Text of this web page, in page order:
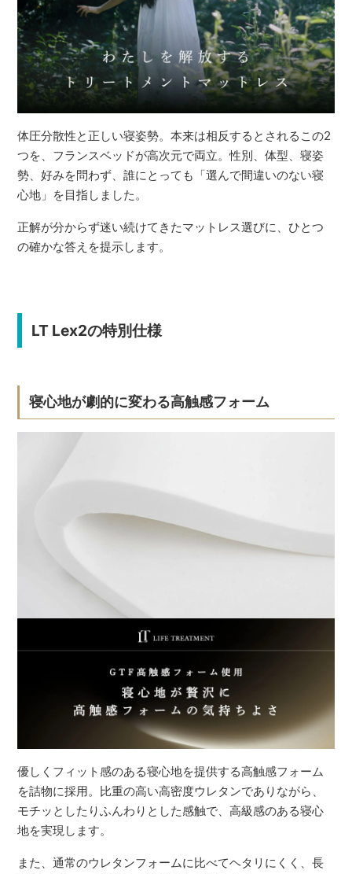
体圧分散性と正しい寝姿勢。本来は相反するとされるこの2
つを、フランスベッドが高次元で両立。性別、体型、寝姿
勢、好みを問わず、誰にとっても「選んで間違いのない寝
心地」を目指しました。
正解が分からず迷い続けてきたマットレス選びに、ひとつ
の確かな答えを提示します。
LT Lex2の特別仕様
寝心地が劇的に変わる高触感フォーム
優しくフィット感のある寝心地を提供する高触感フォーム
を詰物に採用。比重の高い高密度ウレタンでありながら、
モチッとしたりふんわりとした感触で、高級感のある寝心
地を実現します。
また、通常のウレタンフォームに比べてヘタリにくく、長